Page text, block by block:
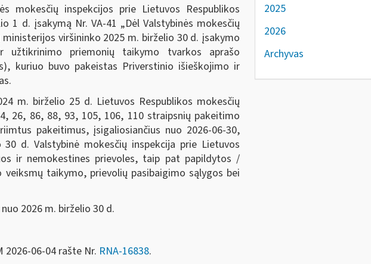
mokesčių inspekcijos prie Lietuvos Respublikos
1 d. įsakymą Nr. VA-41 „Dėl Valstybinės mokesčių
viršininko 2025 m. birželio 30 d. įsakymo
užtikrinimo priemonių taikymo tvarkos aprašo
kuriuo buvo pakeistas Priverstinio išieškojimo ir
m. birželio 25 d. Lietuvos Respublikos mokesčių
26, 86, 88, 93, 105, 106, 110 straipsnių pakeitimo
pakeitimus, įsigaliosiančius nuo 2026-06-30,
d. Valstybinė mokesčių inspekcija prie Lietuvos
ir nemokestines prievoles, taip pat papildytos /
taikymo, prievolių pasibaigimo sąlygos bei
2026 m. birželio 30 d.
2026-06-04 rašte Nr. RNA-16838.
2025
2026
Archyvas